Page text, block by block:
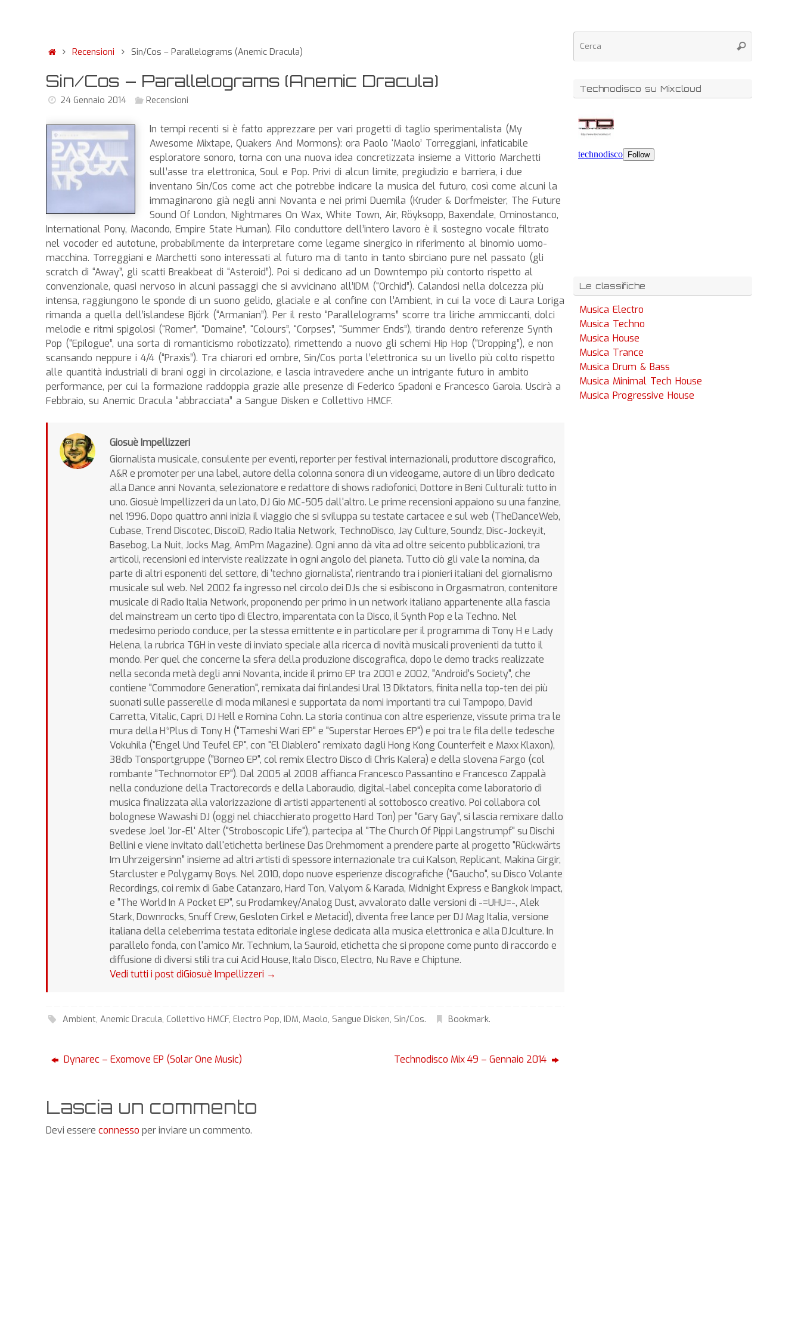
Recensioni Sin/Cos – Parallelograms (Anemic Dracula)
Sin/Cos – Parallelograms (Anemic Dracula)
24 Gennaio 2014 Recensioni
In tempi recenti si è fatto apprezzare per vari progetti di taglio sperimentalista (My
Awesome Mixtape, Quakers And Mormons): ora Paolo ‘Maolo’ Torreggiani, infaticabile
esploratore sonoro, torna con una nuova idea concretizzata insieme a Vittorio Marchetti
sull’asse tra elettronica, Soul e Pop. Privi di alcun limite, pregiudizio e barriera, i due
inventano Sin/Cos come act che potrebbe indicare la musica del futuro, così come alcuni la
immaginarono già negli anni Novanta e nei primi Duemila (Kruder & Dorfmeister, The Future
Sound Of London, Nightmares On Wax, White Town, Air, Röyksopp, Baxendale, Ominostanco,
International Pony, Macondo, Empire State Human). Filo conduttore dell’intero lavoro è il sostegno vocale filtrato
nel vocoder ed autotune, probabilmente da interpretare come legame sinergico in riferimento al binomio uomo-
macchina. Torreggiani e Marchetti sono interessati al futuro ma di tanto in tanto sbirciano pure nel passato (gli
scratch di “Away”, gli scatti Breakbeat di “Asteroid”). Poi si dedicano ad un Downtempo più contorto rispetto al
convenzionale, quasi nervoso in alcuni passaggi che si avvicinano all’IDM (“Orchid”). Calandosi nella dolcezza più
intensa, raggiungono le sponde di un suono gelido, glaciale e al confine con l’Ambient, in cui la voce di Laura Loriga
rimanda a quella dell’islandese Björk (“Armanian”). Per il resto “Parallelograms” scorre tra liriche ammiccanti, dolci
melodie e ritmi spigolosi (“Romer”, “Domaine”, “Colours”, “Corpses”, “Summer Ends”), tirando dentro referenze Synth
Pop (“Epilogue”, una sorta di romanticismo robotizzato), rimettendo a nuovo gli schemi Hip Hop (“Dropping”), e non
scansando neppure i 4/4 (“Praxis”). Tra chiarori ed ombre, Sin/Cos porta l’elettronica su un livello più colto rispetto
alle quantità industriali di brani oggi in circolazione, e lascia intravedere anche un intrigante futuro in ambito
performance, per cui la formazione raddoppia grazie alle presenze di Federico Spadoni e Francesco Garoia. Uscirà a
Febbraio, su Anemic Dracula “abbracciata” a Sangue Disken e Collettivo HMCF.
Giosuè Impellizzeri
Giornalista musicale, consulente per eventi, reporter per festival internazionali, produttore discografico,
A&R e promoter per una label, autore della colonna sonora di un videogame, autore di un libro dedicato
alla Dance anni Novanta, selezionatore e redattore di shows radiofonici, Dottore in Beni Culturali: tutto in
uno. Giosuè Impellizzeri da un lato, DJ Gio MC-505 dall'altro. Le prime recensioni appaiono su una fanzine,
nel 1996. Dopo quattro anni inizia il viaggio che si sviluppa su testate cartacee e sul web (TheDanceWeb,
Cubase, Trend Discotec, DiscoiD, Radio Italia Network, TechnoDisco, Jay Culture, Soundz, Disc-Jockey.it,
Basebog, La Nuit, Jocks Mag, AmPm Magazine). Ogni anno dà vita ad oltre seicento pubblicazioni, tra
articoli, recensioni ed interviste realizzate in ogni angolo del pianeta. Tutto ciò gli vale la nomina, da
parte di altri esponenti del settore, di 'techno giornalista', rientrando tra i pionieri italiani del giornalismo
musicale sul web. Nel 2002 fa ingresso nel circolo dei DJs che si esibiscono in Orgasmatron, contenitore
musicale di Radio Italia Network, proponendo per primo in un network italiano appartenente alla fascia
del mainstream un certo tipo di Electro, imparentata con la Disco, il Synth Pop e la Techno. Nel
medesimo periodo conduce, per la stessa emittente e in particolare per il programma di Tony H e Lady
Helena, la rubrica TGH in veste di inviato speciale alla ricerca di novità musicali provenienti da tutto il
mondo. Per quel che concerne la sfera della produzione discografica, dopo le demo tracks realizzate
nella seconda metà degli anni Novanta, incide il primo EP tra 2001 e 2002, "Android's Society", che
contiene "Commodore Generation", remixata dai finlandesi Ural 13 Diktators, finita nella top-ten dei più
suonati sulle passerelle di moda milanesi e supportata da nomi importanti tra cui Tampopo, David
Carretta, Vitalic, Capri, DJ Hell e Romina Cohn. La storia continua con altre esperienze, vissute prima tra le
mura della H*Plus di Tony H ("Tameshi Wari EP" e "Superstar Heroes EP") e poi tra le fila delle tedesche
Vokuhila ("Engel Und Teufel EP", con "El Diablero" remixato dagli Hong Kong Counterfeit e Maxx Klaxon),
38db Tonsportgruppe ("Borneo EP", col remix Electro Disco di Chris Kalera) e della slovena Fargo (col
rombante "Technomotor EP"). Dal 2005 al 2008 affianca Francesco Passantino e Francesco Zappalà
nella conduzione della Tractorecords e della Laboraudio, digital-label concepita come laboratorio di
musica finalizzata alla valorizzazione di artisti appartenenti al sottobosco creativo. Poi collabora col
bolognese Wawashi DJ (oggi nel chiacchierato progetto Hard Ton) per "Gary Gay", si lascia remixare dallo
svedese Joel 'Jor-El' Alter ("Stroboscopic Life"), partecipa al "The Church Of Pippi Langstrumpf" su Dischi
Bellini e viene invitato dall'etichetta berlinese Das Drehmoment a prendere parte al progetto "Rückwärts
Im Uhrzeigersinn" insieme ad altri artisti di spessore internazionale tra cui Kalson, Replicant, Makina Girgir,
Starcluster e Polygamy Boys. Nel 2010, dopo nuove esperienze discografiche ("Gaucho", su Disco Volante
Recordings, coi remix di Gabe Catanzaro, Hard Ton, Valyom & Karada, Midnight Express e Bangkok Impact,
e "The World In A Pocket EP", su Prodamkey/Analog Dust, avvalorato dalle versioni di -=UHU=-, Alek
Stark, Downrocks, Snuff Crew, Gesloten Cirkel e Metacid), diventa free lance per DJ Mag Italia, versione
italiana della celeberrima testata editoriale inglese dedicata alla musica elettronica e alla DJculture. In
parallelo fonda, con l'amico Mr. Technium, la Sauroid, etichetta che si propone come punto di raccordo e
diffusione di diversi stili tra cui Acid House, Italo Disco, Electro, Nu Rave e Chiptune.
Vedi tutti i post diGiosuè Impellizzeri →
Ambient,Anemic Dracula, Collettivo HMCF,Electro Pop,IDM, Maolo, Sangue Disken, Sin/Cos. Bookmark.
Dynarec – Exomove EP (Solar One Music) Technodisco Mix 49 – Gennaio 2014
Lascia un commento
Devi essere connesso per inviare un commento.
Technodisco su Mixcloud
Le classifiche
Musica Electro
Musica Techno
Musica House
Musica Trance
Musica Drum & Bass
Musica Minimal Tech House
Musica Progressive House